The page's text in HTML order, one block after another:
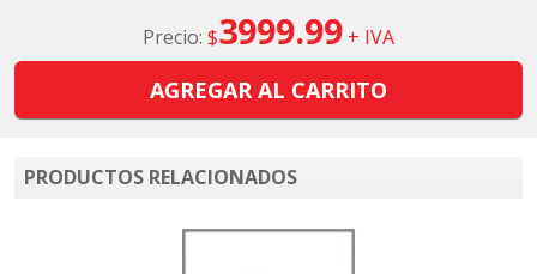
Precio: $3999.99 + IVA
AGREGAR AL CARRITO
PRODUCTOS RELACIONADOS